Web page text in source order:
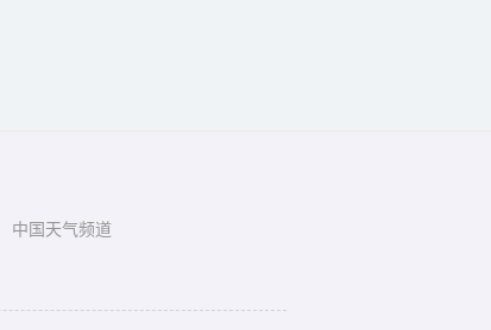
中国天气频道